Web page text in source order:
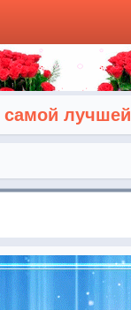
лучшей